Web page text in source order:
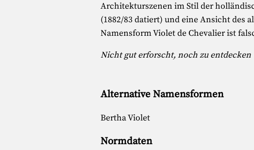
Architekturszenen im Stil der
(1882/83 datiert) und eine Ansicht des
Namensform Violet de Chevalier ist
Nicht gut erforscht, noch zu entdecken
Alternative Namensformen
Bertha Violet
Normdaten